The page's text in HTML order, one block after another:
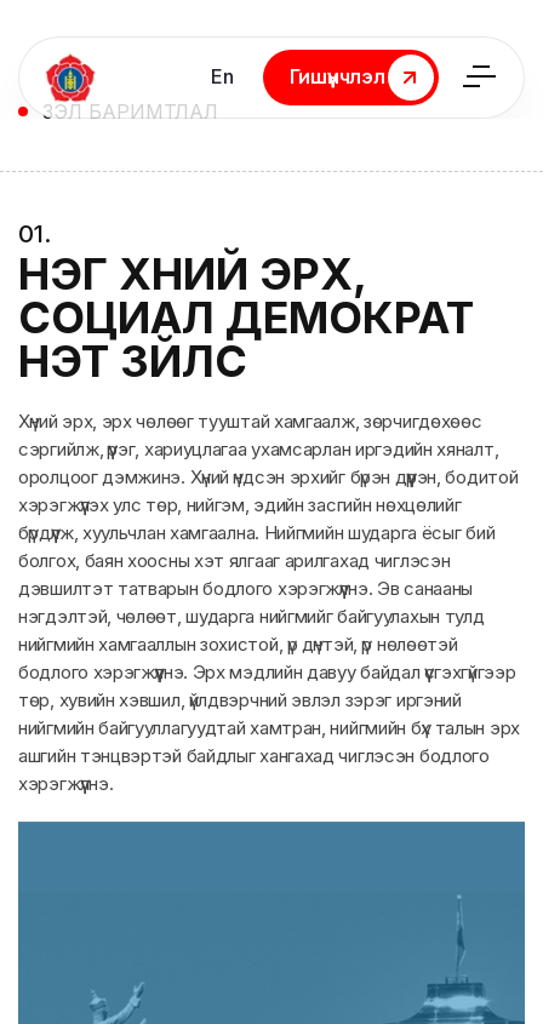
En
Гишүүнчлэл
Гишүүнчлэл
ҮЗЭЛ БАРИМТЛАЛ
01.
НЭГ ХҮНИЙ ЭРХ,
СОЦИАЛ ДЕМОКРАТ
ҮНЭТ ЗҮЙЛС
Хүний эрх, эрх чөлөөг тууштай хамгаалж, зөрчигдөхөөс
сэргийлж, үүрэг, хариуцлагаа ухамсарлан иргэдийн хяналт,
оролцоог дэмжинэ. Хүний үндсэн эрхийг бүрэн дүүрэн, бодитой
хэрэгжүүлэх улс төр, нийгэм, эдийн засгийн нөхцөлийг
бүрдүүлж, хуульчлан хамгаална. Нийгмийн шударга ёсыг бий
болгох, баян хоосны хэт ялгааг арилгахад чиглэсэн
дэвшилтэт татварын бодлого хэрэгжүүлнэ. Эв санааны
нэгдэлтэй, чөлөөт, шударга нийгмийг байгуулахын тулд
нийгмийн хамгааллын зохистой, үр дүнтэй, үр нөлөөтэй
бодлого хэрэгжүүлнэ. Эрх мэдлийн давуу байдал үүсгэхгүйгээр
төр, хувийн хэвшил, үйлдвэрчний эвлэл зэрэг иргэний
нийгмийн байгууллагуудтай хамтран, нийгмийн бүх талын эрх
ашгийн тэнцвэртэй байдлыг хангахад чиглэсэн бодлого
хэрэгжүүлнэ.